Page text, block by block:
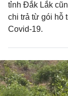
tỉnh Đắk Lắk
chi trả từ gói hỗ
Covid-19.